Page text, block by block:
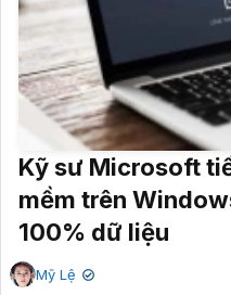
Kỹ sư Microsoft
mềm trên
100% dữ liệu
Mỹ Lệ ✔